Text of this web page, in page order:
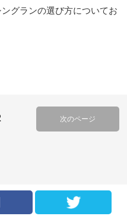
グランの選び方についてお
次のページ